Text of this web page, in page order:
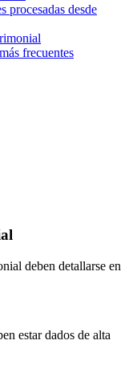
procesadas desde
frecuentes
deben detallarse en
estar dados de alta